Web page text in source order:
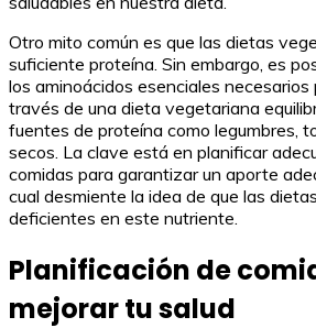
Otro mito común es que las dietas
suficiente proteína. Sin embargo, es
los aminoácidos esenciales necesarios
través de una dieta vegetariana
fuentes de proteína como legumbres,
secos. La clave está en planificar
comidas para garantizar un aporte
cual desmiente la idea de que las
deficientes en este nutriente.
Planificación de
mejorar tu salud